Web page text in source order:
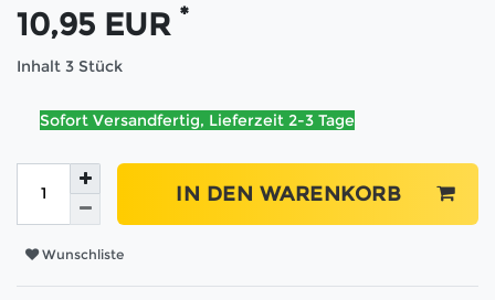
10,95 EUR *
Inhalt 3 Stück
Sofort Versandfertig, Lieferzeit 2-3 Tage
IN DEN WARENKORB
Wunschliste